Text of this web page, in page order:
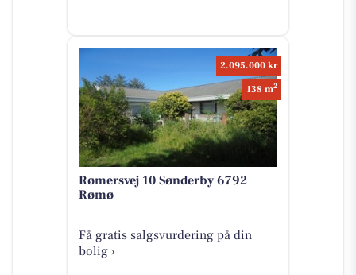
2.095.000 kr
138 m2
Rømersvej 10 Sønderby 6792
Rømø
Få gratis salgsvurdering på din
bolig ›